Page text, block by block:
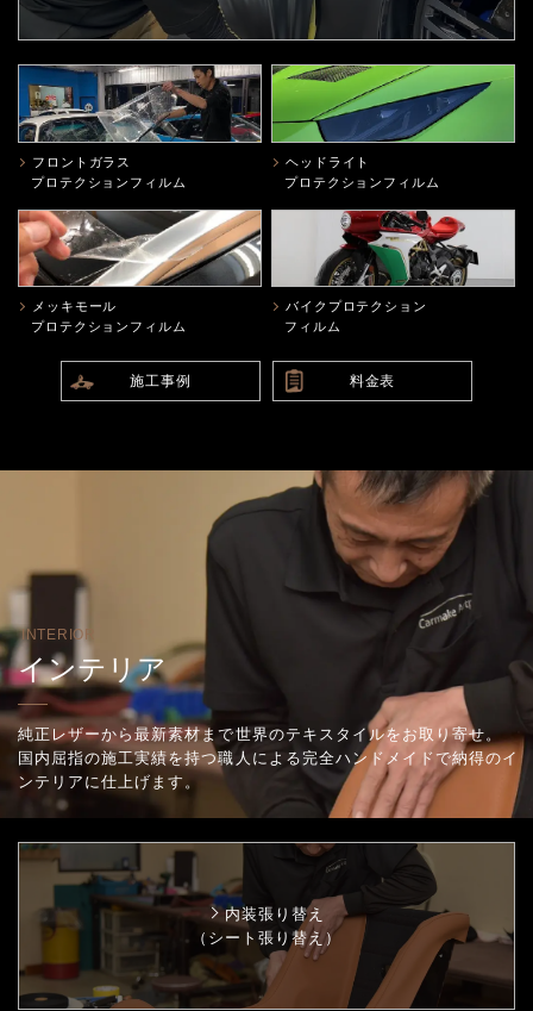
フロントガラス
プロテクションフィルム
ヘッドライト
プロテクションフィルム
メッキモール
プロテクションフィルム
バイクプロテクション
フィルム
施工事例 料金表
INTERIOR
インテリア
純正レザーから最新素材まで世界のテキスタイルをお取り寄せ。
国内屈指の施工実績を持つ職人による完全ハンドメイドで納得のイ
ンテリアに仕上げます。
内装張り替え
（シート張り替え）